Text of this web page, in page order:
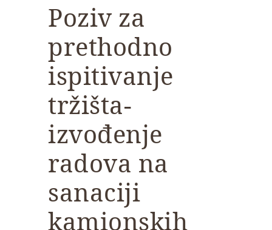
Poziv za
prethodno
ispitivanje
tržišta-
izvođenje
radova na
sanaciji
kamionskih